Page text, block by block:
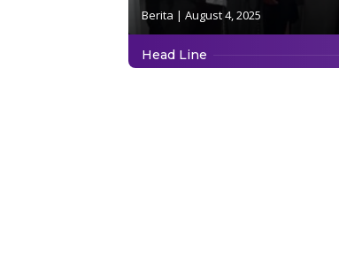
Berita | August 4, 2025
Head Line